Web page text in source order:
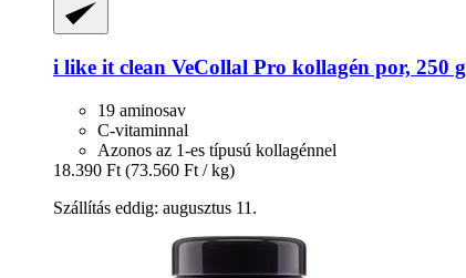
i like it clean VeCollal Pro kollagén por, 250 g
19 aminosav
C-vitaminnal
Azonos az 1-es típusú kollagénnel
18.390 Ft (73.560 Ft / kg)
Szállítás eddig: augusztus 11.